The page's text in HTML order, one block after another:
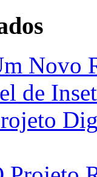
Novo
de